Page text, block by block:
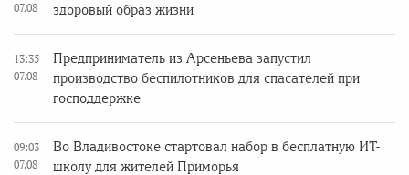
07.08
здоровый образ жизни
13:35
07.08
Предприниматель из Арсеньева запустил
производство беспилотников для спасателей при
господдержке
09:03
07.08
Во Владивостоке стартовал набор в бесплатную ИТ-
школу для жителей Приморья